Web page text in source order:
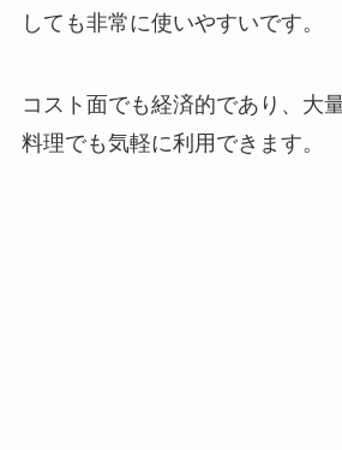
しても非常に使いやすいです。
コスト面でも経済的であり、大
料理でも気軽に利用できます。